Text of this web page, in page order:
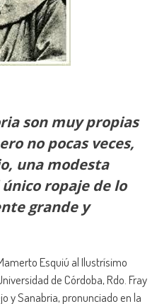
son muy propias
no pocas veces,
una modesta
ropaje de lo
grande y
Esquiú al Ilustrísimo
de Córdoba, Rdo. Fray
y Sanabria, pronunciado en la